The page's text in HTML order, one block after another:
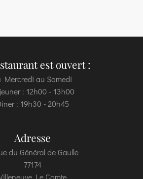
est ouvert :
Mercredi au Samedi
: 12h00 - 13h00
: 19h30 - 20h45
Adresse
du Général de Gaulle
77174
Le Comte